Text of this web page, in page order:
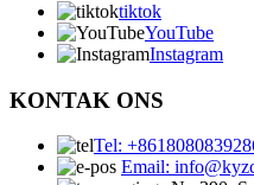
tiktok
YouTube
Instagram
KONTAK ONS
Tel:
Email: